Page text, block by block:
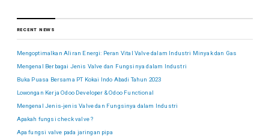
RECENT NEWS
Mengoptimalkan Aliran Energi: Peran Vital Valve dalam Industri Minyak dan Gas
Mengenal Berbagai Jenis Valve dan Fungsinya dalam Industri
Buka Puasa Bersama PT Kokai Indo Abadi Tahun 2023
Lowongan Kerja Odoo Developer & Odoo Functional
Mengenal Jenis-jenis Valve dan Fungsinya dalam Industri
Apakah fungsi check valve ?
Apa fungsi valve pada jaringan pipa